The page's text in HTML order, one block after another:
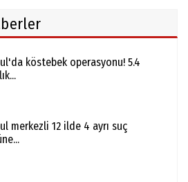
köstebek operasyonu! 5.4
merkezli 12 ilde 4 ayrı suç